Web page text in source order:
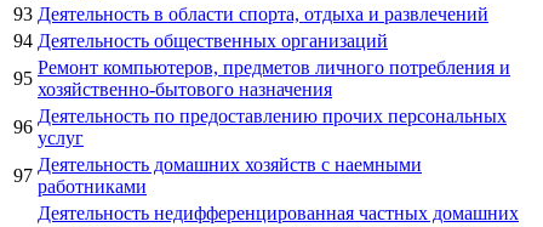
93 Деятельность в области спорта, отдыха и развлечений
94 Деятельность общественных организаций
95
Ремонт компьютеров, предметов личного потребления и
хозяйственно-бытового назначения
96
Деятельность по предоставлению прочих персональных
услуг
97
Деятельность домашних хозяйств с наемными
работниками
Деятельность недифференцированная частных домашних